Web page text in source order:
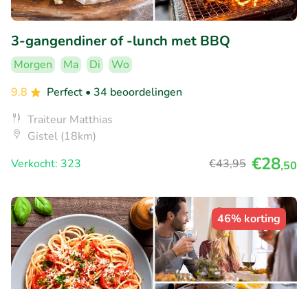
3-gangendiner of -lunch met BBQ
Morgen Ma Di
Wo
9.8
Perfect • 34 beoordelingen
Traiteur Matthias
Gistel (18km)
Verkocht: 323
€43,95 €28,50
46% korting